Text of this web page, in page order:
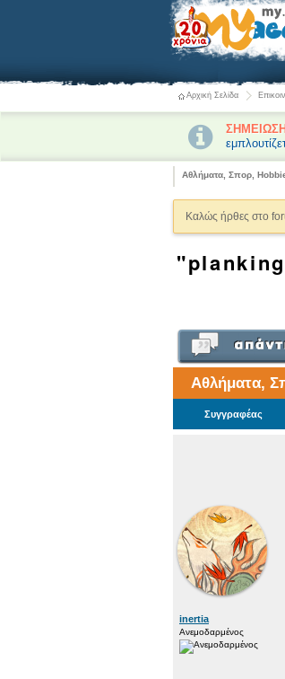
Αρχική Σελίδα
Αθλήματα, Σπορ,
Καλώς ήρθες στο
Αθλήματα,
Συγγραφέας
inertia
Ανεμοδαρμένος